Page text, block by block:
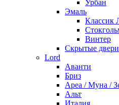
Урбан
Эмаль
Классик
Винтер
Скрытые
Lord
Аванти
Бриз
Ареа / Муна /
Альт
Италия